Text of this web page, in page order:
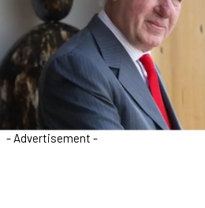
- Advertisement -